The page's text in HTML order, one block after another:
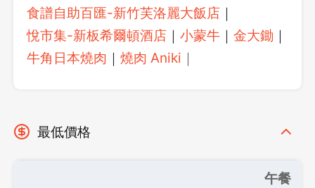
食譜自助百匯-新竹芙洛麗大飯店 ｜
悅市集-新板希爾頓酒店 ｜小蒙牛 ｜金大鋤 ｜
牛角日本燒肉 ｜燒肉 Aniki ｜
最低價格
午餐